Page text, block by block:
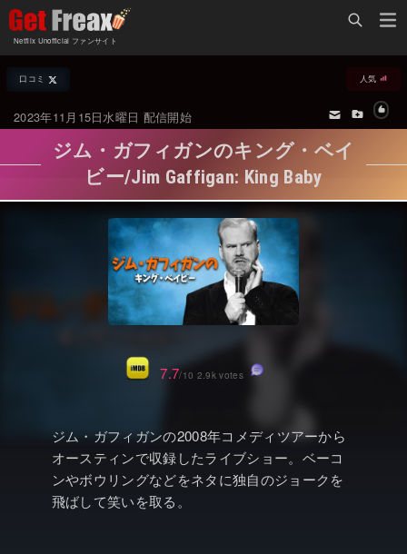
Netflix Unofficial ファンサイト
Netflix新着作品
オールジャンル
海外ドラマ・シリーズ
海外映画
国内TV番組・ドラマ
国内映画
アジアTV番組・ドラマ
アジア映画
ドキュメンタリー
Netflixオリジナル作品
配信終了予定の作品
海外ドラマ・ラインナップ
Netflix 人気ランキング
Netflix 全作品ラインナップ
Netflix配信作品カスタム検索
トレンド
VOD 総合作品情報
Watchlistへ
Netflix Video
口コミ 人気
2023年11月15日水曜日 配信開始
ジム・ガフィガンのキング・ベイ
ビー/Jim Gaffigan: King Baby
ジム・ガフィガンの2008年コメディツアーから
オースティンで収録したライブショー。ベーコ
ンやボウリングなどをネタに独自のジョークを
飛ばして笑いを取る。
7.7/10 2.9k votes